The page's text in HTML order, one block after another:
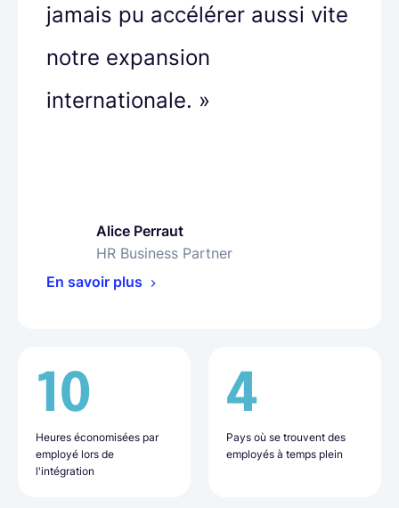
jamais pu accélérer aussi vite
notre expansion
internationale. »
Alice Perraut
HR Business Partner
En savoir plus
10
Heures économisées par
employé lors de
l'intégration
4
Pays où se trouvent des
employés à temps plein
Olha Petrenko
People Operations Specialist
En savoir plus
16
Jours nécessaires en
moyenne pour l'intégration
des nouvelles recrues
9
Pays où se trouvent les
employés
Bharat Siyani
VP of People
En savoir plus
50%
Moins de charge
administrative
20+
Employés recrutés grâce à
Lano